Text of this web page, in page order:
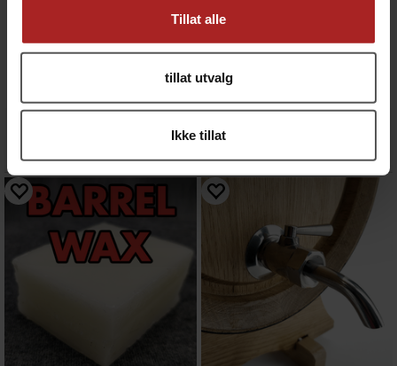
Tillat alle
tillat utvalg
Ikke tillat
medium toast medium toast